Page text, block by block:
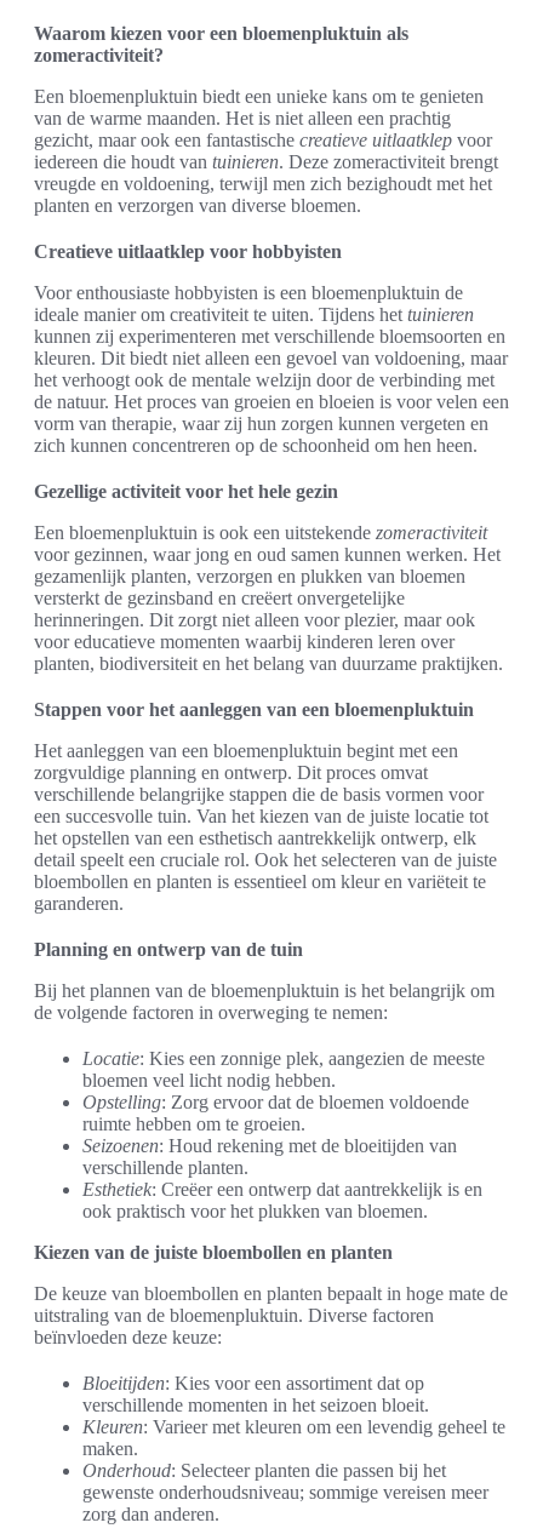
Waarom kiezen voor een bloemenpluktuin als
zomeractiviteit?
Een bloemenpluktuin biedt een unieke kans om te genieten
van de warme maanden. Het is niet alleen een prachtig
gezicht, maar ook een fantastische creatieve uitlaatklep voor
iedereen die houdt van tuinieren. Deze zomeractiviteit brengt
vreugde en voldoening, terwijl men zich bezighoudt met het
planten en verzorgen van diverse bloemen.
Creatieve uitlaatklep voor hobbyisten
Voor enthousiaste hobbyisten is een bloemenpluktuin de
ideale manier om creativiteit te uiten. Tijdens het tuinieren
kunnen zij experimenteren met verschillende bloemsoorten en
kleuren. Dit biedt niet alleen een gevoel van voldoening, maar
het verhoogt ook de mentale welzijn door de verbinding met
de natuur. Het proces van groeien en bloeien is voor velen een
vorm van therapie, waar zij hun zorgen kunnen vergeten en
zich kunnen concentreren op de schoonheid om hen heen.
Gezellige activiteit voor het hele gezin
Een bloemenpluktuin is ook een uitstekende zomeractiviteit
voor gezinnen, waar jong en oud samen kunnen werken. Het
gezamenlijk planten, verzorgen en plukken van bloemen
versterkt de gezinsband en creëert onvergetelijke
herinneringen. Dit zorgt niet alleen voor plezier, maar ook
voor educatieve momenten waarbij kinderen leren over
planten, biodiversiteit en het belang van duurzame praktijken.
Stappen voor het aanleggen van een bloemenpluktuin
Het aanleggen van een bloemenpluktuin begint met een
zorgvuldige planning en ontwerp. Dit proces omvat
verschillende belangrijke stappen die de basis vormen voor
een succesvolle tuin. Van het kiezen van de juiste locatie tot
het opstellen van een esthetisch aantrekkelijk ontwerp, elk
detail speelt een cruciale rol. Ook het selecteren van de juiste
bloembollen en planten is essentieel om kleur en variëteit te
garanderen.
Planning en ontwerp van de tuin
Bij het plannen van de bloemenpluktuin is het belangrijk om
de volgende factoren in overweging te nemen:
Locatie: Kies een zonnige plek, aangezien de meeste
bloemen veel licht nodig hebben.
Opstelling: Zorg ervoor dat de bloemen voldoende
ruimte hebben om te groeien.
Seizoenen: Houd rekening met de bloeitijden van
verschillende planten.
Esthetiek: Creëer een ontwerp dat aantrekkelijk is en
ook praktisch voor het plukken van bloemen.
Kiezen van de juiste bloembollen en planten
De keuze van bloembollen en planten bepaalt in hoge mate de
uitstraling van de bloemenpluktuin. Diverse factoren
beïnvloeden deze keuze:
Bloeitijden: Kies voor een assortiment dat op
verschillende momenten in het seizoen bloeit.
Kleuren: Varieer met kleuren om een levendig geheel te
maken.
Onderhoud: Selecteer planten die passen bij het
gewenste onderhoudsniveau; sommige vereisen meer
zorg dan anderen.